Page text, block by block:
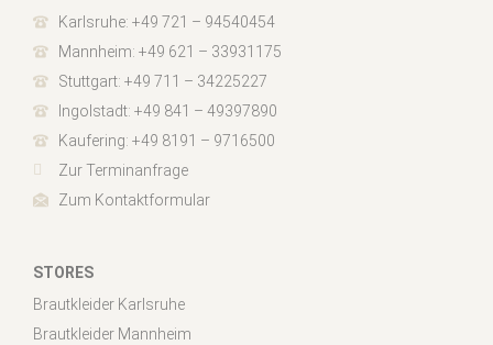
Karlsruhe: +49 721 – 94540454
Mannheim: +49 621 – 33931175
Stuttgart: +49 711 – 34225227
Ingolstadt: +49 841 – 49397890
Kaufering: +49 8191 – 9716500
Zur Terminanfrage
Zum Kontaktformular
STORES
Brautkleider Karlsruhe
Brautkleider Mannheim